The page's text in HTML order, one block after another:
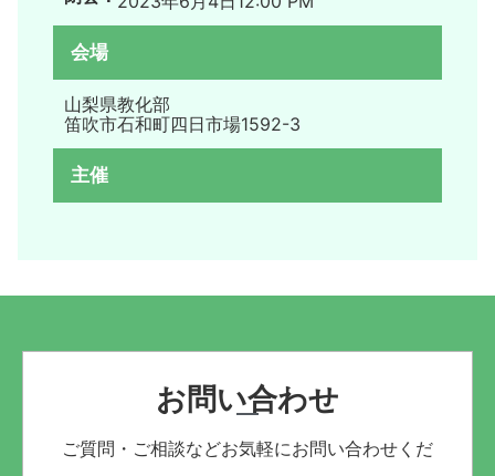
会場
山梨県教化部
笛吹市石和町四日市場1592-3
主催
お問い合わせ
ご質問・ご相談などお気軽にお問い合わせくだ